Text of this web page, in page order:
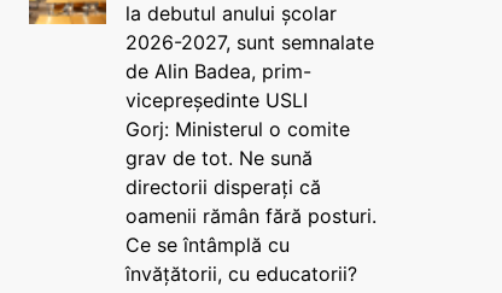
la debutul anului școlar
2026-2027, sunt semnalate
de Alin Badea, prim-
vicepreședinte USLI
Gorj: Ministerul o comite
grav de tot. Ne sună
directorii disperați că
oamenii rămân fără posturi.
Ce se întâmplă cu
învățătorii, cu educatorii?